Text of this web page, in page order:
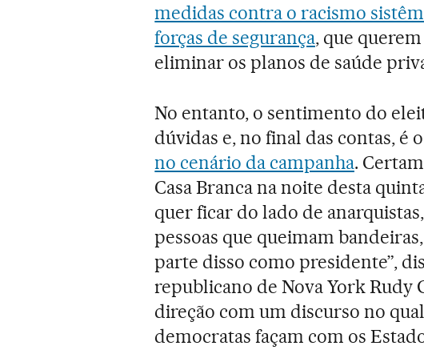
medidas contra o racismo
forças de segurança, que
eliminar os planos de saúde
No entanto, o sentimento do
dúvidas e, no final das contas, é
no cenário da campanha.
Casa Branca na noite desta
quer ficar do lado de
pessoas que queimam
parte disso como presidente”,
republicano de Nova York Rudy
direção com um discurso no
democratas façam com os